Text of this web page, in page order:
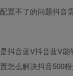
置不了的问题抖音
抖音蓝V抖音蓝V能
怎么解决抖音500